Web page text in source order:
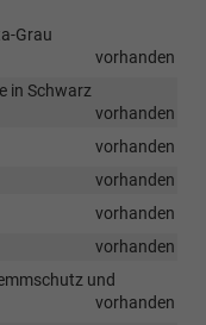
Grau
vorhanden
in Schwarz
vorhanden
vorhanden
vorhanden
vorhanden
vorhanden
und
vorhanden